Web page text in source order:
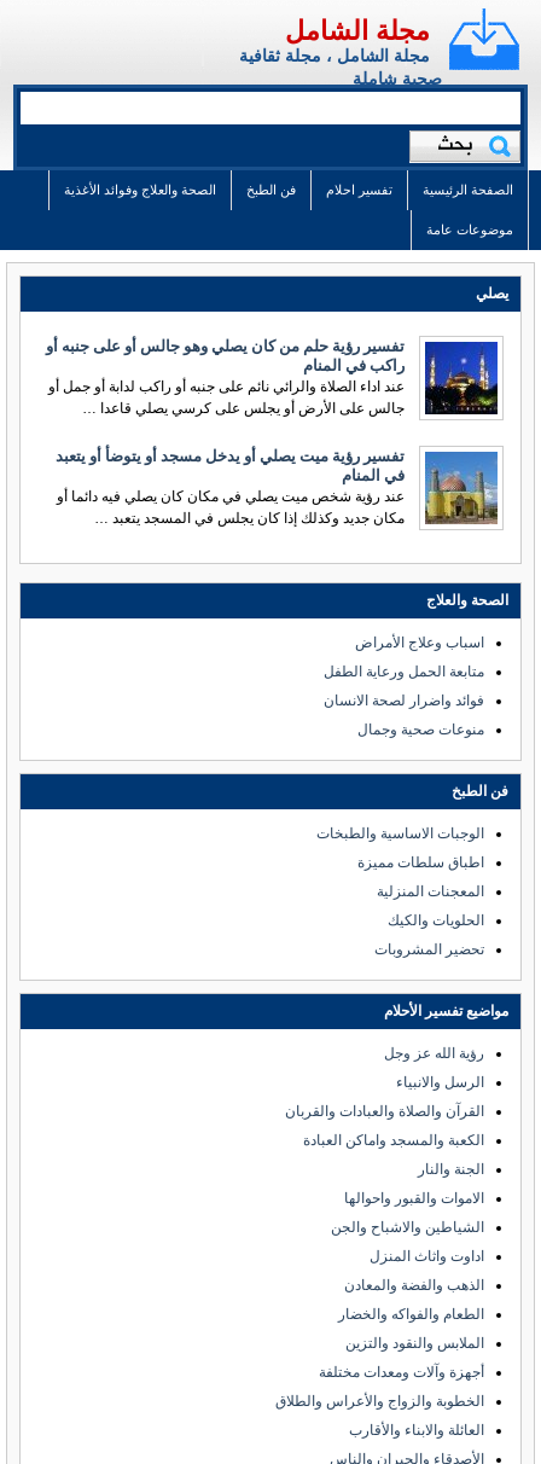
مجلة الشامل
مجلة الشامل ، مجلة ثقافية
صحية شاملة
الصفحة الرئيسية تفسير احلام فن الطبخ الصحة والعلاج وفوائد الأغذية
موضوعات عامة
يصلي
تفسير رؤية حلم من كان يصلي وهو جالس أو على جنبه أو
راكب في المنام
عند اداء الصلاة والرائي نائم على جنبه أو راكب لدابة أو جمل أو
جالس على الأرض أو يجلس على كرسي يصلي قاعدا …
تفسير رؤية ميت يصلي أو يدخل مسجد أو يتوضأ أو يتعبد
في المنام
عند رؤية شخص ميت يصلي في مكان كان يصلي فيه دائما أو
مكان جديد وكذلك إذا كان يجلس في المسجد يتعبد …
الصحة والعلاج
اسباب وعلاج الأمراض
متابعة الحمل ورعاية الطفل
فوائد واضرار لصحة الانسان
منوعات صحية وجمال
فن الطبخ
الوجبات الاساسية والطبخات
اطباق سلطات مميزة
المعجنات المنزلية
الحلويات والكيك
تحضير المشروبات
مواضيع تفسير الأحلام
رؤية الله عز وجل
الرسل والانبياء
القرآن والصلاة والعبادات والقربان
الكعبة والمسجد واماكن العبادة
الجنة والنار
الاموات والقبور واحوالها
الشياطين والاشباح والجن
اداوت واثاث المنزل
الذهب والفضة والمعادن
الطعام والفواكه والخضار
الملابس والنقود والتزين
أجهزة وآلات ومعدات مختلفة
الخطوبة والزواج والأعراس والطلاق
العائلة والابناء والأقارب
الأصدقاء والجيران والناس